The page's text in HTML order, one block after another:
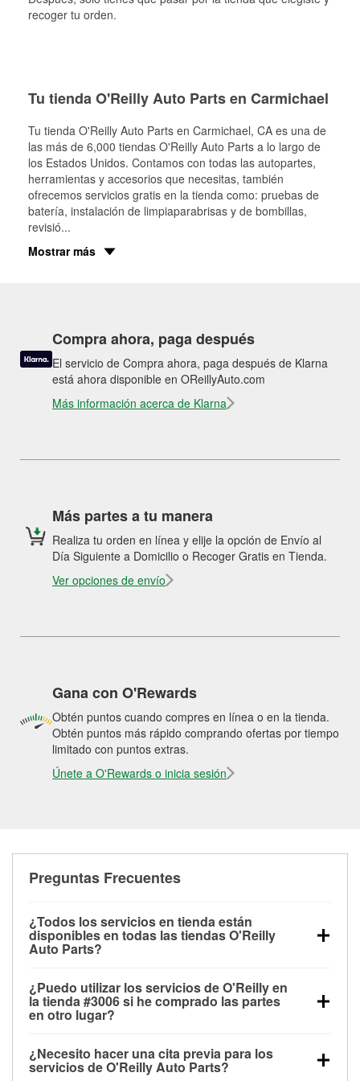
recoger tu orden.
Tu tienda O'Reilly Auto Parts en Carmichael
Tu tienda O'Reilly Auto Parts en Carmichael, CA es una de
las más de 6,000 tiendas O'Reilly Auto Parts a lo largo de
los Estados Unidos. Contamos con todas las autopartes,
herramientas y accesorios que necesitas, también
ofrecemos servicios gratis en la tienda como: pruebas de
batería, instalación de limpiaparabrisas y de bombillas,
revisió...
Mostrar más
Compra ahora, paga después
El servicio de Compra ahora, paga después de Klarna
está ahora disponible en OReillyAuto.com
Más información acerca de Klarna
Más partes a tu manera
Realiza tu orden en línea y elije la opción de Envío al
Día Siguiente a Domicilio o Recoger Gratis en Tienda.
Ver opciones de envío
Gana con O'Rewards
Obtén puntos cuando compres en línea o en la tienda.
Obtén puntos más rápido comprando ofertas por tiempo
limitado con puntos extras.
Únete a O'Rewards o inicia sesión
Preguntas Frecuentes
¿Todos los servicios en tienda están
disponibles en todas las tiendas O'Reilly
Auto Parts?
las pruebas de batería, pruebas de alternador y
motor de arranque, revisión de la luz “Check Engine”
con O'Reilly VeriScan® e instalación de
limpiaparabrisas o bombillas, están disponibles en
todas las tiendas O'Reilly Auto Parts. La tienda
¿Puedo utilizar los servicios de O'Reilly en
la tienda #3006 si he comprado las partes
en otro lugar?
de O'Reilly Auto Parts que estén disponibles en la
¿Necesito hacer una cita previa para los
servicios de O'Reilly Auto Parts?